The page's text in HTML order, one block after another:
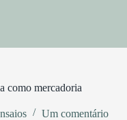
como mercadoria
Um comentário